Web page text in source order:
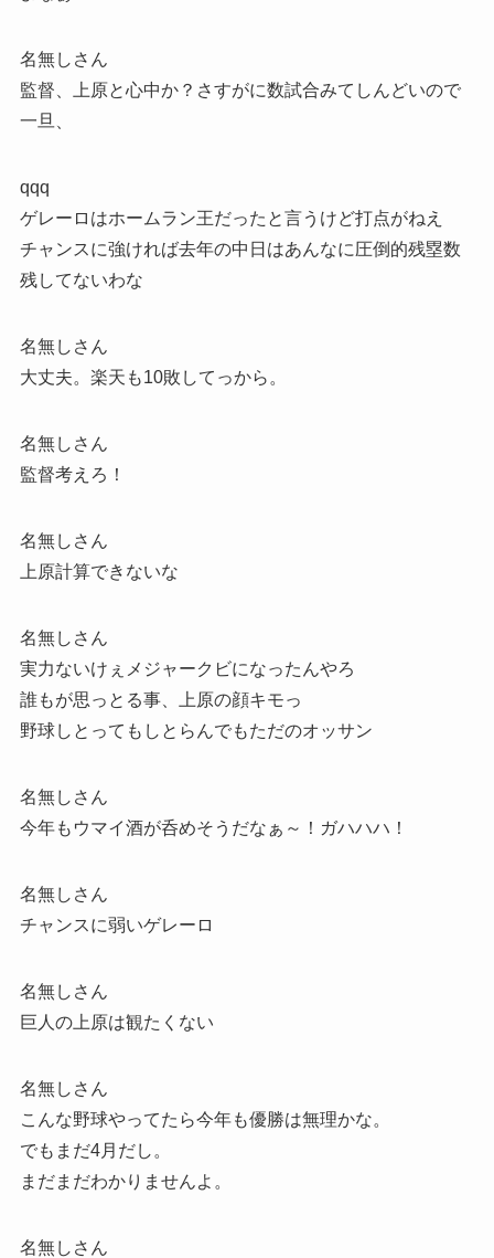
名無しさん
監督、上原と心中か？さすがに数試合みてしんどいので
一旦、
qqq
ゲレーロはホームラン王だったと言うけど打点がねえ
チャンスに強ければ去年の中日はあんなに圧倒的残塁数
残してないわな
名無しさん
大丈夫。楽天も10敗してっから。
名無しさん
監督考えろ！
名無しさん
上原計算できないな
名無しさん
実力ないけぇメジャークビになったんやろ
誰もが思っとる事、上原の顔キモっ
野球しとってもしとらんでもただのオッサン
名無しさん
今年もウマイ酒が呑めそうだなぁ～！ガハハハ！
名無しさん
チャンスに弱いゲレーロ
名無しさん
巨人の上原は観たくない
名無しさん
こんな野球やってたら今年も優勝は無理かな。
でもまだ4月だし。
まだまだわかりませんよ。
名無しさん